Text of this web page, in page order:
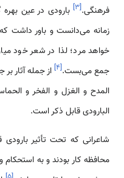
فرهنگی.[۳] بارودی در عین
زمانه می‌دانست و باور داشت
خواهد مرد؛ لذا در شعر خود
جمع می‌بست.[۴] از جمله آثار
المدح و الغزل و الفخر و
البارودی قابل ذکر است.
شاعرانی که تحت تأثیر بارودی
محافظه کار بودند و به استحکام